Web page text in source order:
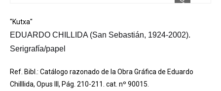
"Kutxa"
EDUARDO CHILLIDA (San Sebastián, 1924-2002).
Serigrafía/papel
Ref. Bibl.: Catálogo razonado de la Obra Gráfica de Eduardo
Chilllida, Opus III, Pág. 210-211. cat. nº 90015.